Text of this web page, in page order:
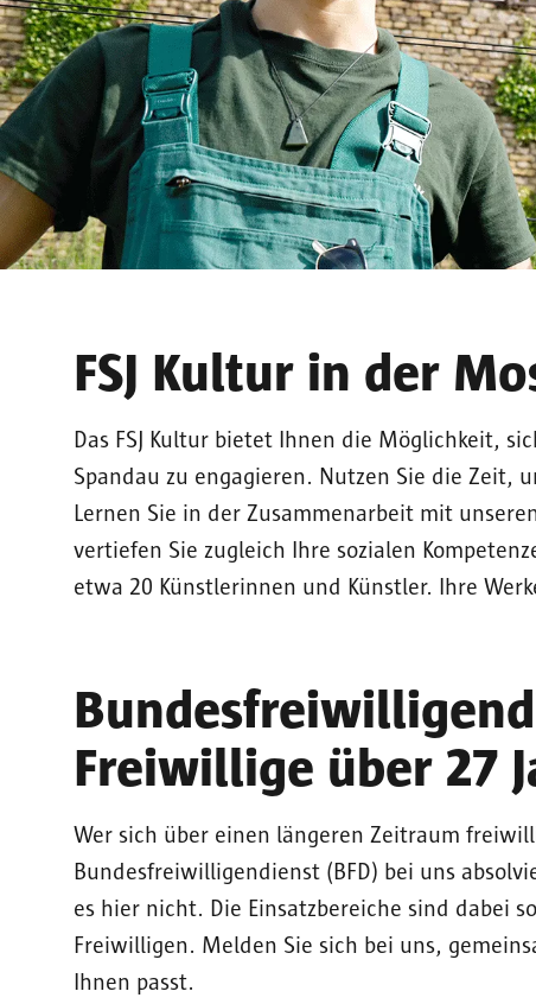
FSJ Kultur in der
Das FSJ Kultur bietet Ihnen die Möglichkeit,
Spandau zu engagieren. Nutzen Sie die Zeit,
Lernen Sie in der Zusammenarbeit mit
vertiefen Sie zugleich Ihre sozialen
etwa 20 Künstlerinnen und Künstler. Ihre
Freiwillige über 27
Wer sich über einen längeren Zeitraum
Bundesfreiwilligendienst (BFD) bei uns
es hier nicht. Die Einsatzbereiche sind dabei
Freiwilligen. Melden Sie sich bei uns,
Ihnen passt.